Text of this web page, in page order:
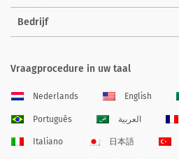
Bedrijf
Vraagprocedure in uw taal
Nederlands English
Português العربية
Italiano 日本語